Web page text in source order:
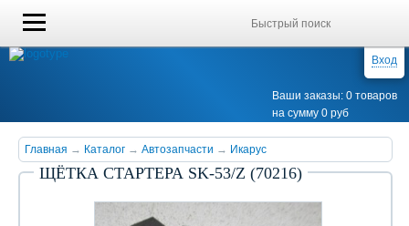
Вход
Ваши заказы: 0 товаров
на сумму 0 руб
Главная → Каталог → Автозапчасти → Икарус
ЩЁТКА СТАРТЕРА SK-53/Z (70216)